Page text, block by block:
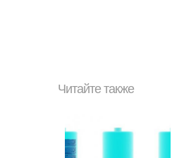
Читайте также